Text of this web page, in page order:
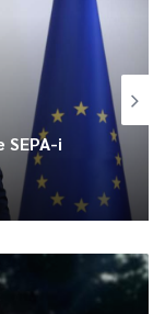
sa Žute tabije koji
uz
i